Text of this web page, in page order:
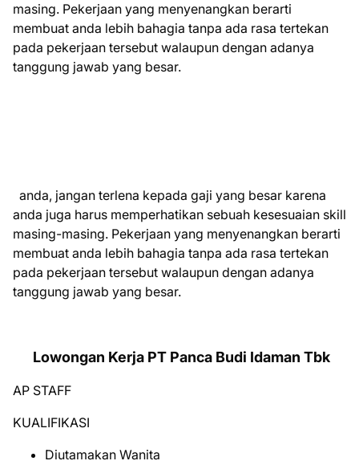
masing. Pekerjaan yang menyenangkan berarti
membuat anda lebih bahagia tanpa ada rasa tertekan
pada pekerjaan tersebut walaupun dengan adanya
tanggung jawab yang besar.
anda, jangan terlena kepada gaji yang besar karena
anda juga harus memperhatikan sebuah kesesuaian skill
masing-masing. Pekerjaan yang menyenangkan berarti
membuat anda lebih bahagia tanpa ada rasa tertekan
pada pekerjaan tersebut walaupun dengan adanya
tanggung jawab yang besar.
Lowongan Kerja PT Panca Budi Idaman Tbk
AP STAFF
KUALIFIKASI
Diutamakan Wanita